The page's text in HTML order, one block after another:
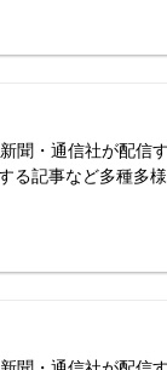
聞・通信社が配信
る記事など多種多